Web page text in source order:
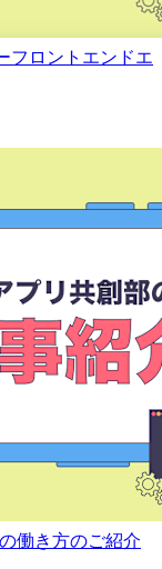
フロントエンドエ
働き方のご紹介